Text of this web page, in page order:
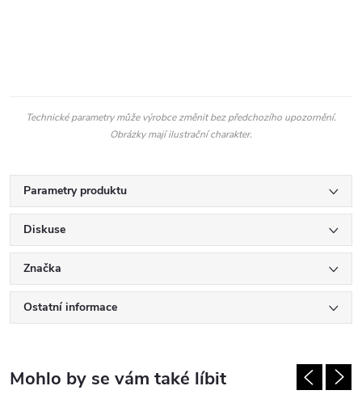
Technické parametry může výrobce změnit bez předchozího upozornění.
Obrázky mají ilustrační charakter.
Parametry produktu
Diskuse
Značka
Ostatní informace